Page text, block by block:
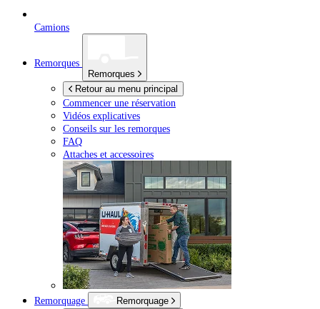
Camions
Remorques
Remorques
Retour au menu principal
Commencer une réservation
Vidéos explicatives
Conseils sur les remorques
FAQ
Attaches et accessoires
Remorquage
Remorquage